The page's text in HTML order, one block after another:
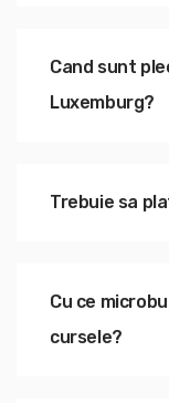
Cand sunt
Luxemburg?
Trebuie sa
Cu ce
cursele?